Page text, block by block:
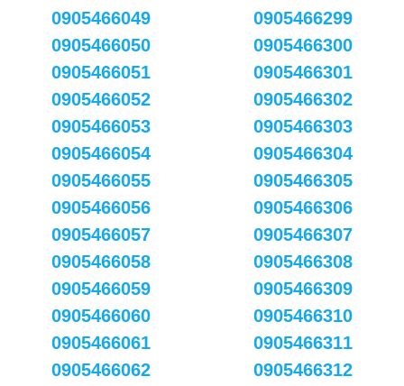
0905466049
0905466050
0905466051
0905466052
0905466053
0905466054
0905466055
0905466056
0905466057
0905466058
0905466059
0905466060
0905466061
0905466062
0905466299
0905466300
0905466301
0905466302
0905466303
0905466304
0905466305
0905466306
0905466307
0905466308
0905466309
0905466310
0905466311
0905466312